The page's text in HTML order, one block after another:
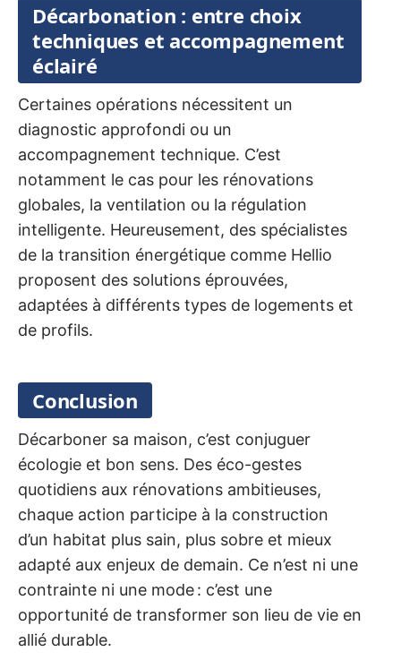
Décarbonation : entre choix
techniques et accompagnement
éclairé
Certaines opérations nécessitent un
diagnostic approfondi ou un
accompagnement technique. C’est
notamment le cas pour les rénovations
globales, la ventilation ou la régulation
intelligente. Heureusement, des spécialistes
de la transition énergétique comme Hellio
proposent des solutions éprouvées,
adaptées à différents types de logements et
de profils.
Conclusion
Décarboner sa maison, c’est conjuguer
écologie et bon sens. Des éco-gestes
quotidiens aux rénovations ambitieuses,
chaque action participe à la construction
d’un habitat plus sain, plus sobre et mieux
adapté aux enjeux de demain. Ce n’est ni une
contrainte ni une mode : c’est une
opportunité de transformer son lieu de vie en
allié durable.